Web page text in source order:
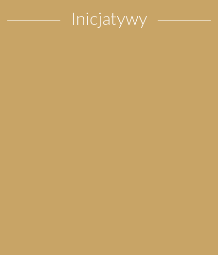
Inicjatywy